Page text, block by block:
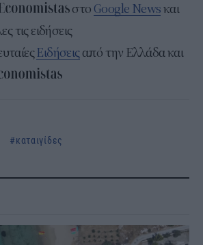
στο Google Newsκαι
τις ειδήσεις
Ειδήσειςαπό την Ελλάδα και
καταιγίδες